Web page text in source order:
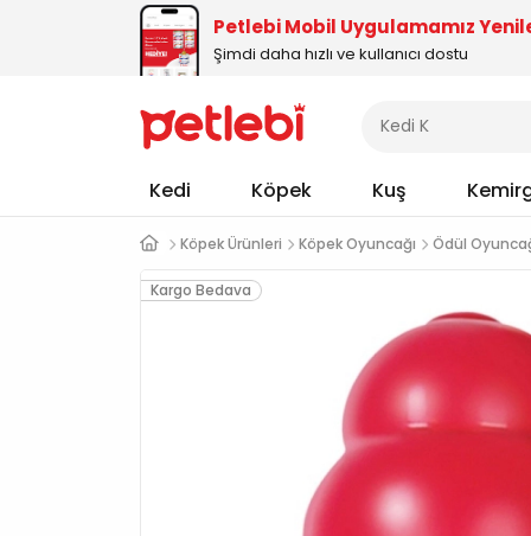
Petlebi Mobil Uygulamamız
Şimdi daha hızlı ve kullanıcı dostu
Kedi Köpek Kuş
Köpek Ürünleri Köpek Oyuncağı Ödül
Kargo Bedava